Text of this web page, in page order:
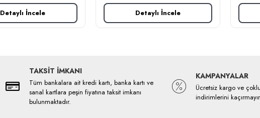
Detaylı İncele Detaylı İncele
TAKSİT İMKANI
Tüm bankalara ait kredi kartı, banka kartı ve
sanal kartlara peşin fiyatına taksit imkanı
bulunmaktadır.
KAMPANYALAR
Ücretsiz kargo ve
indirimlerini